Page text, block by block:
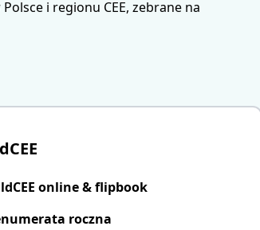
online & flipbook
roczna
i regionu CEE, zebrane na